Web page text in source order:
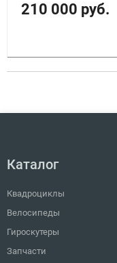
210 000 руб.
Каталог
Квадроциклы
Велосипеды
Гироскутеры
Запчасти